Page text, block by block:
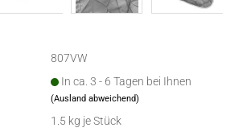
807VW
In ca. 3 - 6 Tagen bei Ihnen
(Ausland abweichend)
1.5 kg je Stück